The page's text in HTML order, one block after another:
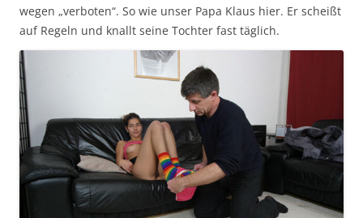
wegen „verboten“. So wie unser Papa Klaus hier. Er scheißt
auf Regeln und knallt seine Tochter fast täglich.